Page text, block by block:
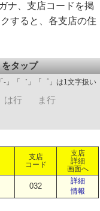
ナ、支店コードを掲
すると、各支店の住
タップ
」「゛」「゜」は1文字扱い
は行
ま行
支店
コード
支店
詳細
画面へ
032
詳細
情報